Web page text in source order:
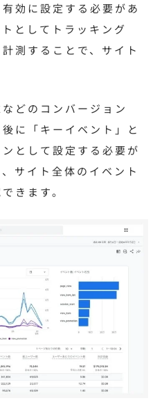
効に設定する必要があ
としてトラッキング
測することで、サイト
どのコンバージョン
に「キーイベント」と
として設定する必要が
サイト全体のイベント
きます。